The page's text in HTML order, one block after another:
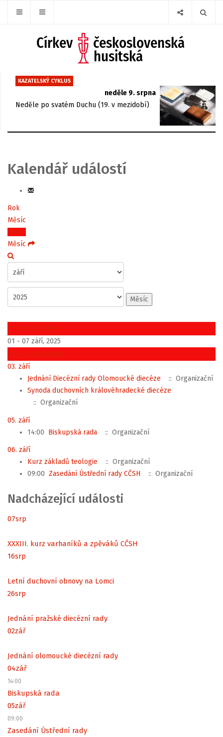
KAZATELSKÝ CYKLUS
neděle 9. srpna
Neděle po svatém Duchu (19. v mezidobí)
Kalendář událostí
Rok
Měsíc
Týden
Měsíc
Měsíc
Předchozí týden
01 - 07 září, 2025
Následující týden
03. září
Jednání Diecézní rady Olomoucké diecéze
:: Organizační
Synoda duchovních královéhradecké diecéze
:: Organizační
05. září
14:00 Biskupská rada :: Organizační
06. září
Kurz základů teologie
:: Organizační
09:00 Zasedání Ústřední rady CČSH :: Organizační
Nadcházející události
07srp
XXXIII. kurz varhaníků a zpěváků CČSH
16srp
Letní duchovní obnovy na Lomci
26srp
Jednání pražské diecézní rady
02zář
Jednání olomoucké diecézní rady
04zář
14:00
Biskupská rada
05zář
09:00
Zasedání Ústřední rady